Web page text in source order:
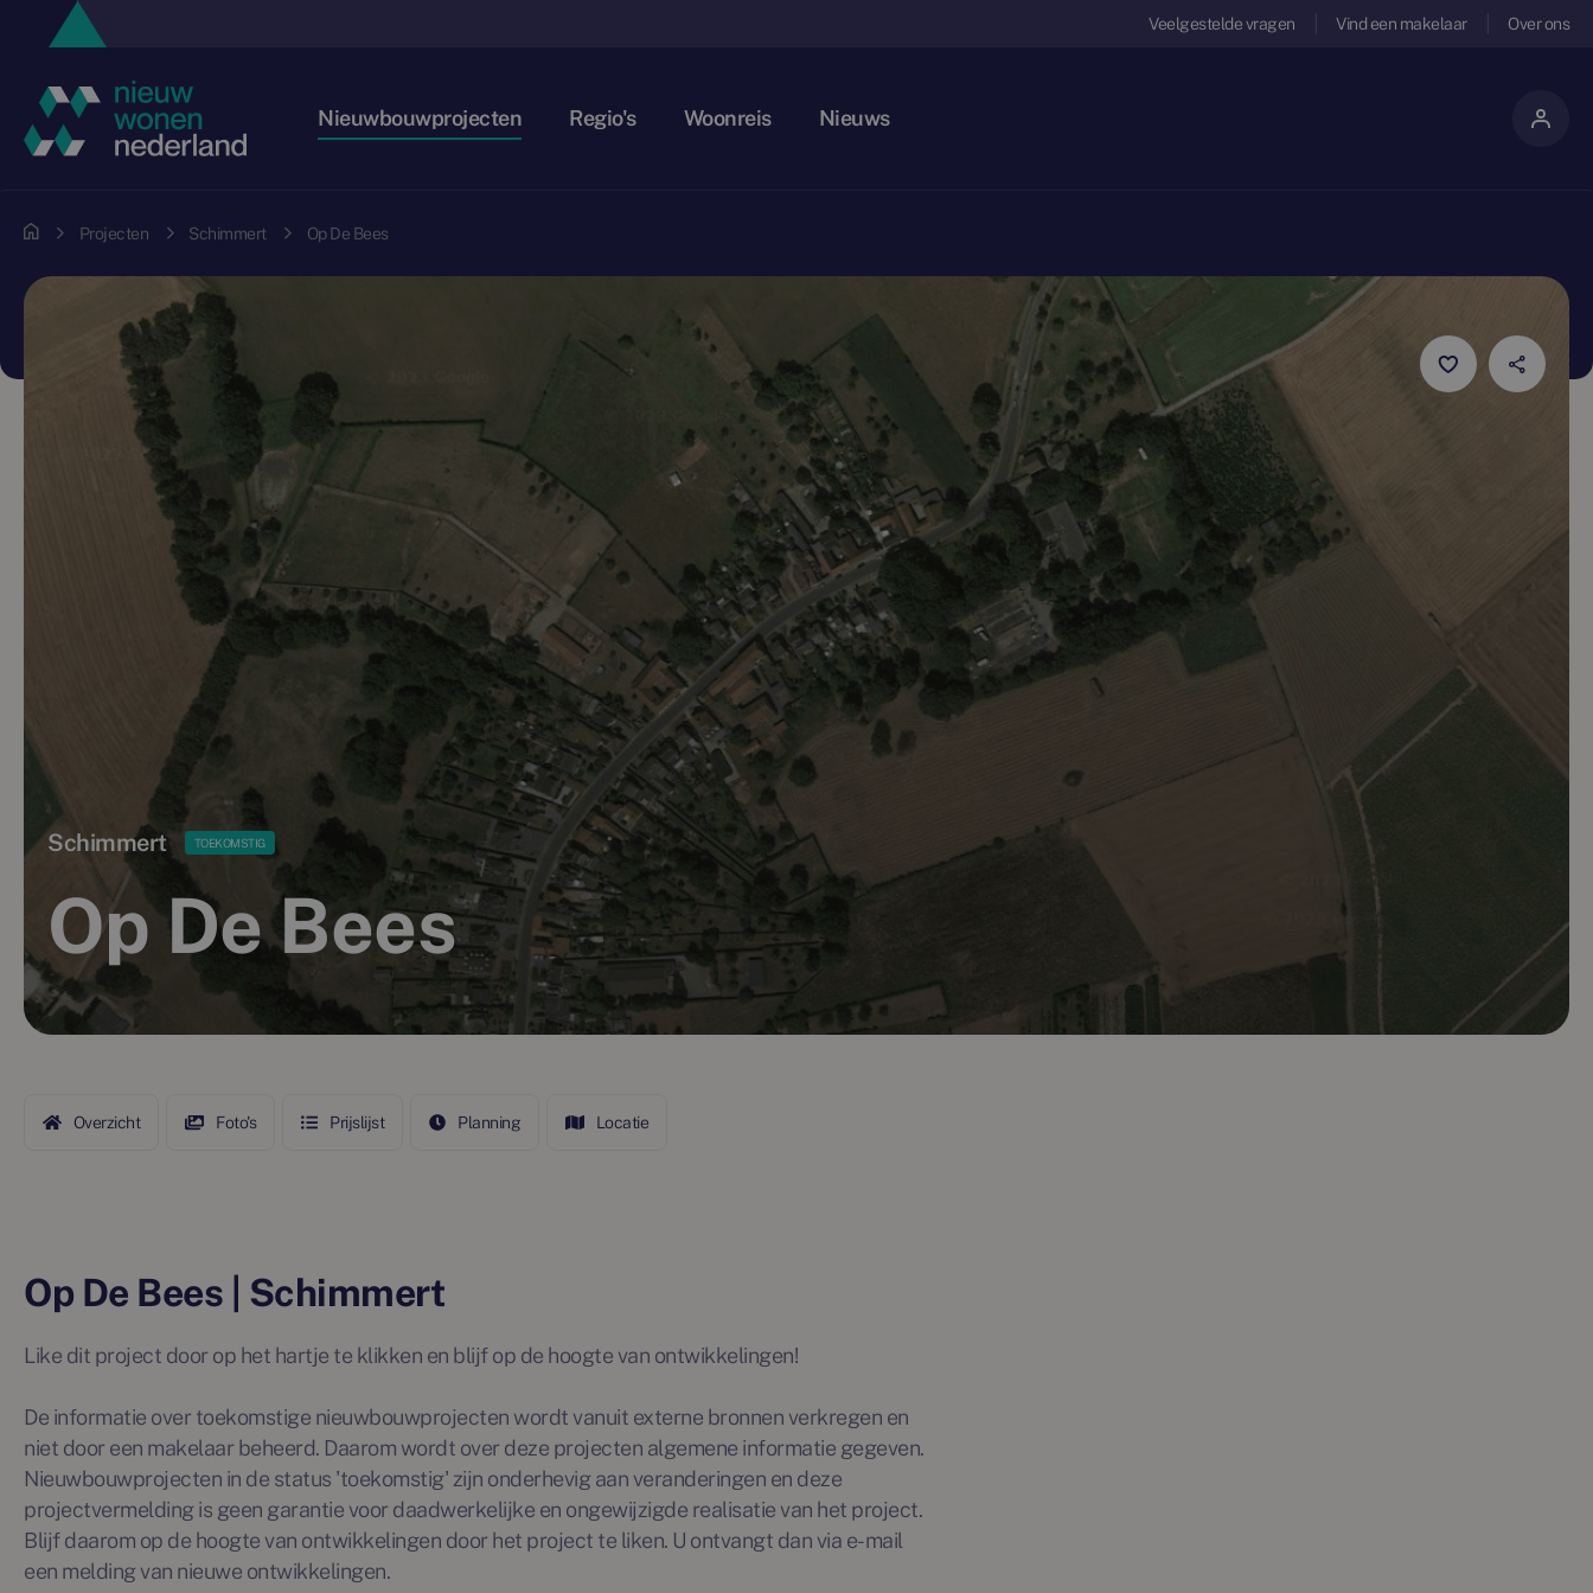
Veelgestelde vragen Vind een makelaar Over ons
Nieuwbouwprojecten Regio's Woonreis Nieuws
Projecten Schimmert Op De Bees
Schimmert TOEKOMSTIG
Op De Bees
Overzicht Foto's Prijslijst Planning Locatie
Op De Bees | Schimmert
Like dit project door op het hartje te klikken en blijf op de hoogte van ontwikkelingen!
De informatie over toekomstige nieuwbouwprojecten wordt vanuit externe bronnen verkregen en
niet door een makelaar beheerd. Daarom wordt over deze projecten algemene informatie gegeven.
Nieuwbouwprojecten in de status 'toekomstig' zijn onderhevig aan veranderingen en deze
projectvermelding is geen garantie voor daadwerkelijke en ongewijzigde realisatie van het project.
Blijf daarom op de hoogte van ontwikkelingen door het project te liken. U ontvangt dan via e-mail
een melding van nieuwe ontwikkelingen.